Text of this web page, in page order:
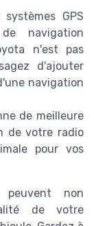
systèmes GPS
navigation
n'est pas
d'ajouter
navigation
de meilleure
de votre radio
pour vos
peuvent non
de votre